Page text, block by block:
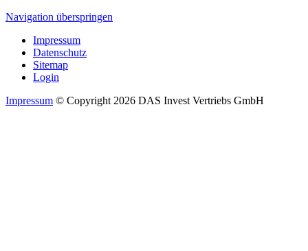
Navigation überspringen
Impressum
Datenschutz
Sitemap
Login
Impressum © Copyright 2026 DAS Invest Vertriebs GmbH